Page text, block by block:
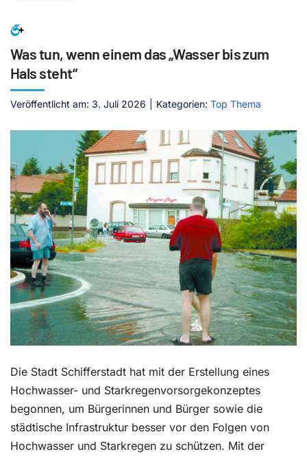
Service
Mediathek
Kontakt
Was tun, wenn einem das „Wasser bis zum
Hals steht“
Veröffentlicht am: 3. Juli 2026 Kategorien: Top Thema
Die Stadt Schifferstadt hat mit der Erstellung eines
Hochwasser- und Starkregenvorsorgekonzeptes
begonnen, um Bürgerinnen und Bürger sowie die
städtische Infrastruktur besser vor den Folgen von
Hochwasser und Starkregen zu schützen. Mit der